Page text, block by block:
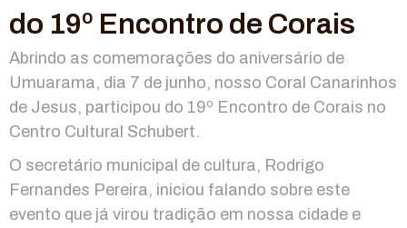
do 19º Encontro de Corais
Abrindo as comemorações do aniversário de
Umuarama, dia 7 de junho, nosso Coral Canarinhos
de Jesus, participou do 19º Encontro de Corais no
Centro Cultural Schubert.
O secretário municipal de cultura, Rodrigo
Fernandes Pereira, iniciou falando sobre este
evento que já virou tradição em nossa cidade e